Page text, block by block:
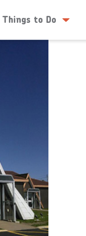
Things to Do